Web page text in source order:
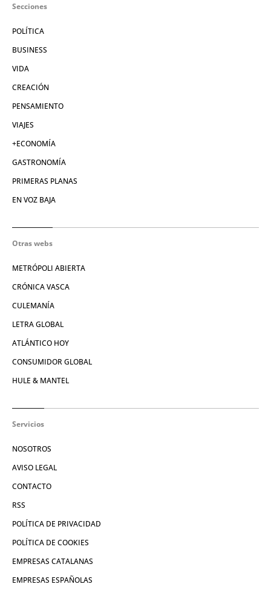
Secciones
POLÍTICA
BUSINESS
VIDA
CREACIÓN
PENSAMIENTO
VIAJES
+ECONOMÍA
GASTRONOMÍA
PRIMERAS PLANAS
EN VOZ BAJA
Otras webs
METRÓPOLI ABIERTA
CRÓNICA VASCA
CULEMANÍA
LETRA GLOBAL
ATLÁNTICO HOY
CONSUMIDOR GLOBAL
HULE & MANTEL
Servicios
NOSOTROS
AVISO LEGAL
CONTACTO
RSS
POLÍTICA DE PRIVACIDAD
POLÍTICA DE COOKIES
EMPRESAS CATALANAS
EMPRESAS ESPAÑOLAS